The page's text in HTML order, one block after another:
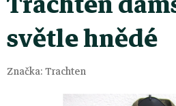
světle hnědé
Značka:Trachten